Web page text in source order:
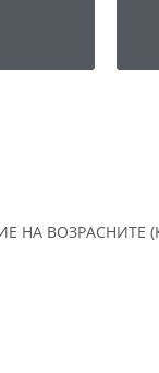
НА ВОЗРАСНИТЕ